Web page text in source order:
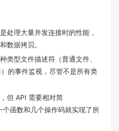
处理大量并发连接时的性能，
数据拷贝。
类型文件描述符（普通文件、
的事件监视，尽管不是所有类
但 API 需要相对简
个函数和几个操作码就实现了所